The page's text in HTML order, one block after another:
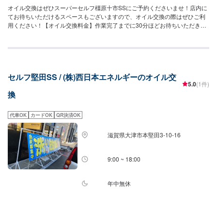
オイル交換はぜひスーパーセルフ橿原十市SSにご予約くださいませ！店内に
てお待ちいただけるスペースもございますので、オイル交換の際はぜひご利
用ください！【オイル交換料金】作業完了までに30分ほどお待ちいただきま
レミアム>・5W-40▶︎3,630円／L（輸入車・スポーツ車対応）・0W-
30▶︎1,760円（幅広い車種に対応）・10W-30▶︎1,540円（幅広い車種に対
応）<ディーゼル車用>・5W-30▶︎1,920円（DPF装置ディーゼル乗用車）・
10W-30▶︎1,700円（DPF装置ディーゼルトラック・バス）-----------その他料
／台
セルフ堅田SS / (株)西日本エネルギーのオイル交
換
5.0(1件)
代車OK カードOK QR決済OK
滋賀県大津市本堅田3-10-16
9:00 ~ 18:00
年中無休